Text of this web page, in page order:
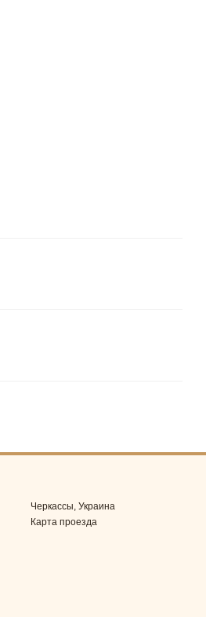
Черкассы, Украина
Карта проезда